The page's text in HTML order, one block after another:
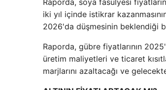
Raporda, soya fasulyesi
iki yıl içinde istikrar
2026'da düşmesinin beklendiği
Raporda, gübre fiyatlarının
üretim maliyetleri ve ticaret
marjlarını azaltacağı ve